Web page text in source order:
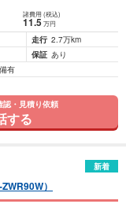
諸費用 (税込)
11.5 万円
走行 2.7万km
保証 あり
有
認・見積り依頼
する
新着
）